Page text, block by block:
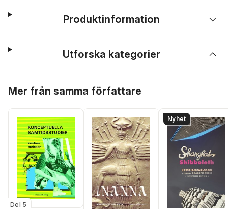
Produktinformation
Utforska kategorier
Mer från samma författare
Del 5
Nyhet